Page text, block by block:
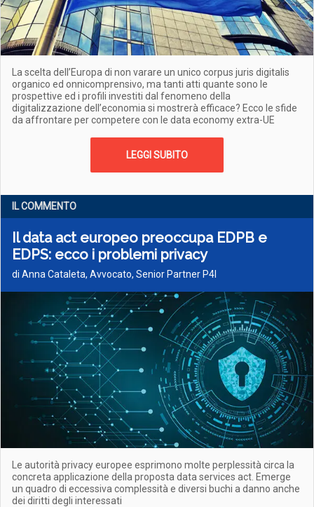
La scelta dell’Europa di non varare un unico corpus juris digitalis
organico ed onnicomprensivo, ma tanti atti quante sono le
prospettive ed i profili investiti dal fenomeno della
digitalizzazione dell’economia si mostrerà efficace? Ecco le sfide
da affrontare per competere con le data economy extra-UE
LEGGI SUBITO
IL COMMENTO
Il data act europeo preoccupa EDPB e
EDPS: ecco i problemi privacy
di Anna Cataleta, Avvocato, Senior Partner P4I
Le autorità privacy europee esprimono molte perplessità circa la
concreta applicazione della proposta data services act. Emerge
un quadro di eccessiva complessità e diversi buchi a danno anche
dei diritti degli interessati